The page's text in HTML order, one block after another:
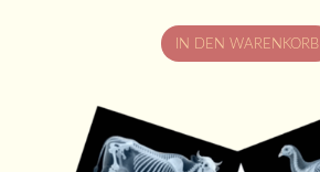
IN DEN WARENKORB